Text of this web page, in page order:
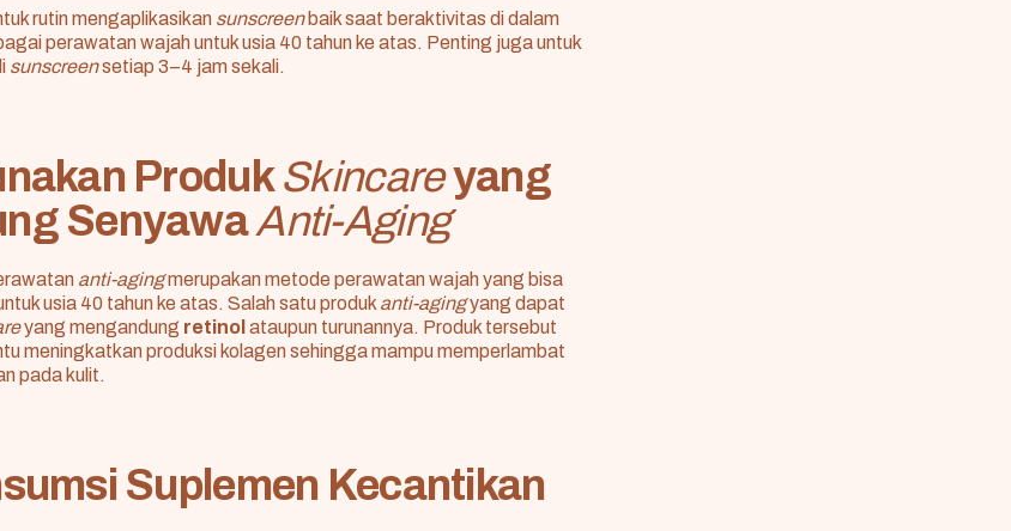
rutin mengaplikasikan sunscreen baik saat beraktivitas di dalam
perawatan wajah untuk usia 40 tahun ke atas. Penting juga untuk
sunscreensetiap 3–4 jam sekali.
ProdukSkincareyang
SenyawaAnti-Aging
anti-agingmerupakan metode perawatan wajah yang bisa
usia 40 tahun ke atas. Salah satu produk anti-agingyang dapat
yang mengandung retinol ataupun turunannya. Produk tersebut
meningkatkan produksi kolagen sehingga mampu memperlambat
pada kulit.
Suplemen Kecantikan